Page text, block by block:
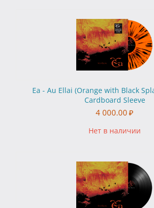
Ea - Au Ellai (Orange with Black
Cardboard Sleeve
4 000.00 ₽
Нет в наличии